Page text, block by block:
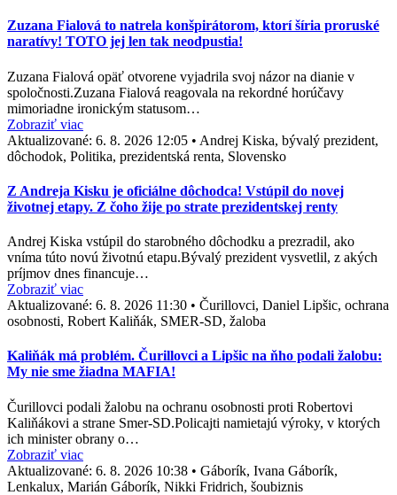
Zuzana Fialová to natrela konšpirátorom, ktorí šíria proruské
naratívy! TOTO jej len tak neodpustia!
Zuzana Fialová opäť otvorene vyjadrila svoj názor na dianie v
spoločnosti.Zuzana Fialová reagovala na rekordné horúčavy
mimoriadne ironickým statusom…
Zobraziť viac
Aktualizované: 6. 8. 2026 12:05 • Andrej Kiska, bývalý prezident,
dôchodok, Politika, prezidentská renta, Slovensko
Z Andreja Kisku je oficiálne dôchodca! Vstúpil do novej
životnej etapy. Z čoho žije po strate prezidentskej renty
Andrej Kiska vstúpil do starobného dôchodku a prezradil, ako
vníma túto novú životnú etapu.Bývalý prezident vysvetlil, z akých
príjmov dnes financuje…
Zobraziť viac
Aktualizované: 6. 8. 2026 11:30 • Čurillovci, Daniel Lipšic, ochrana
osobnosti, Robert Kaliňák, SMER-SD, žaloba
Kaliňák má problém. Čurillovci a Lipšic na ňho podali žalobu:
My nie sme žiadna MAFIA!
Čurillovci podali žalobu na ochranu osobnosti proti Robertovi
Kaliňákovi a strane Smer-SD.Policajti namietajú výroky, v ktorých
ich minister obrany o…
Zobraziť viac
Aktualizované: 6. 8. 2026 10:38 • Gáborík, Ivana Gáborík,
Lenkalux, Marián Gáborík, Nikki Fridrich, šoubiznis